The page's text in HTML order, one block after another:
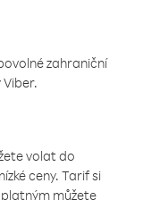
zahraniční
volat do
ceny. Tarif si
můžete